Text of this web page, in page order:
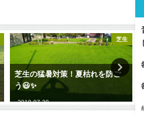
芝生
芝生の夏越し！気をつけること6
選😃✨
2019-06-17